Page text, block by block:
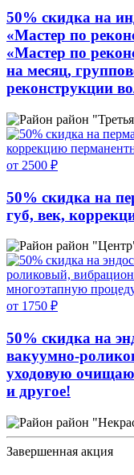
50% скидка на
«Мастер по
«Мастер по
на месяц,
реконструкции
район
от 2500 ₽
50% скидка на
губ, век,
район
от 1750 ₽
50% скидка на
вакуумно-
уходовую
и другое!
район
Завершенная акция